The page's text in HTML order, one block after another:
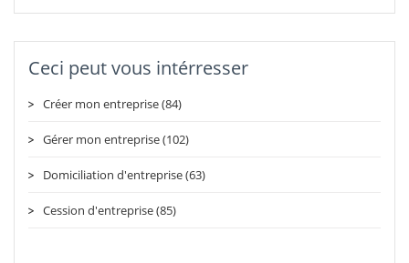
Ceci peut vous intérresser
Créer mon entreprise (84)
Gérer mon entreprise (102)
Domiciliation d'entreprise (63)
Cession d'entreprise (85)